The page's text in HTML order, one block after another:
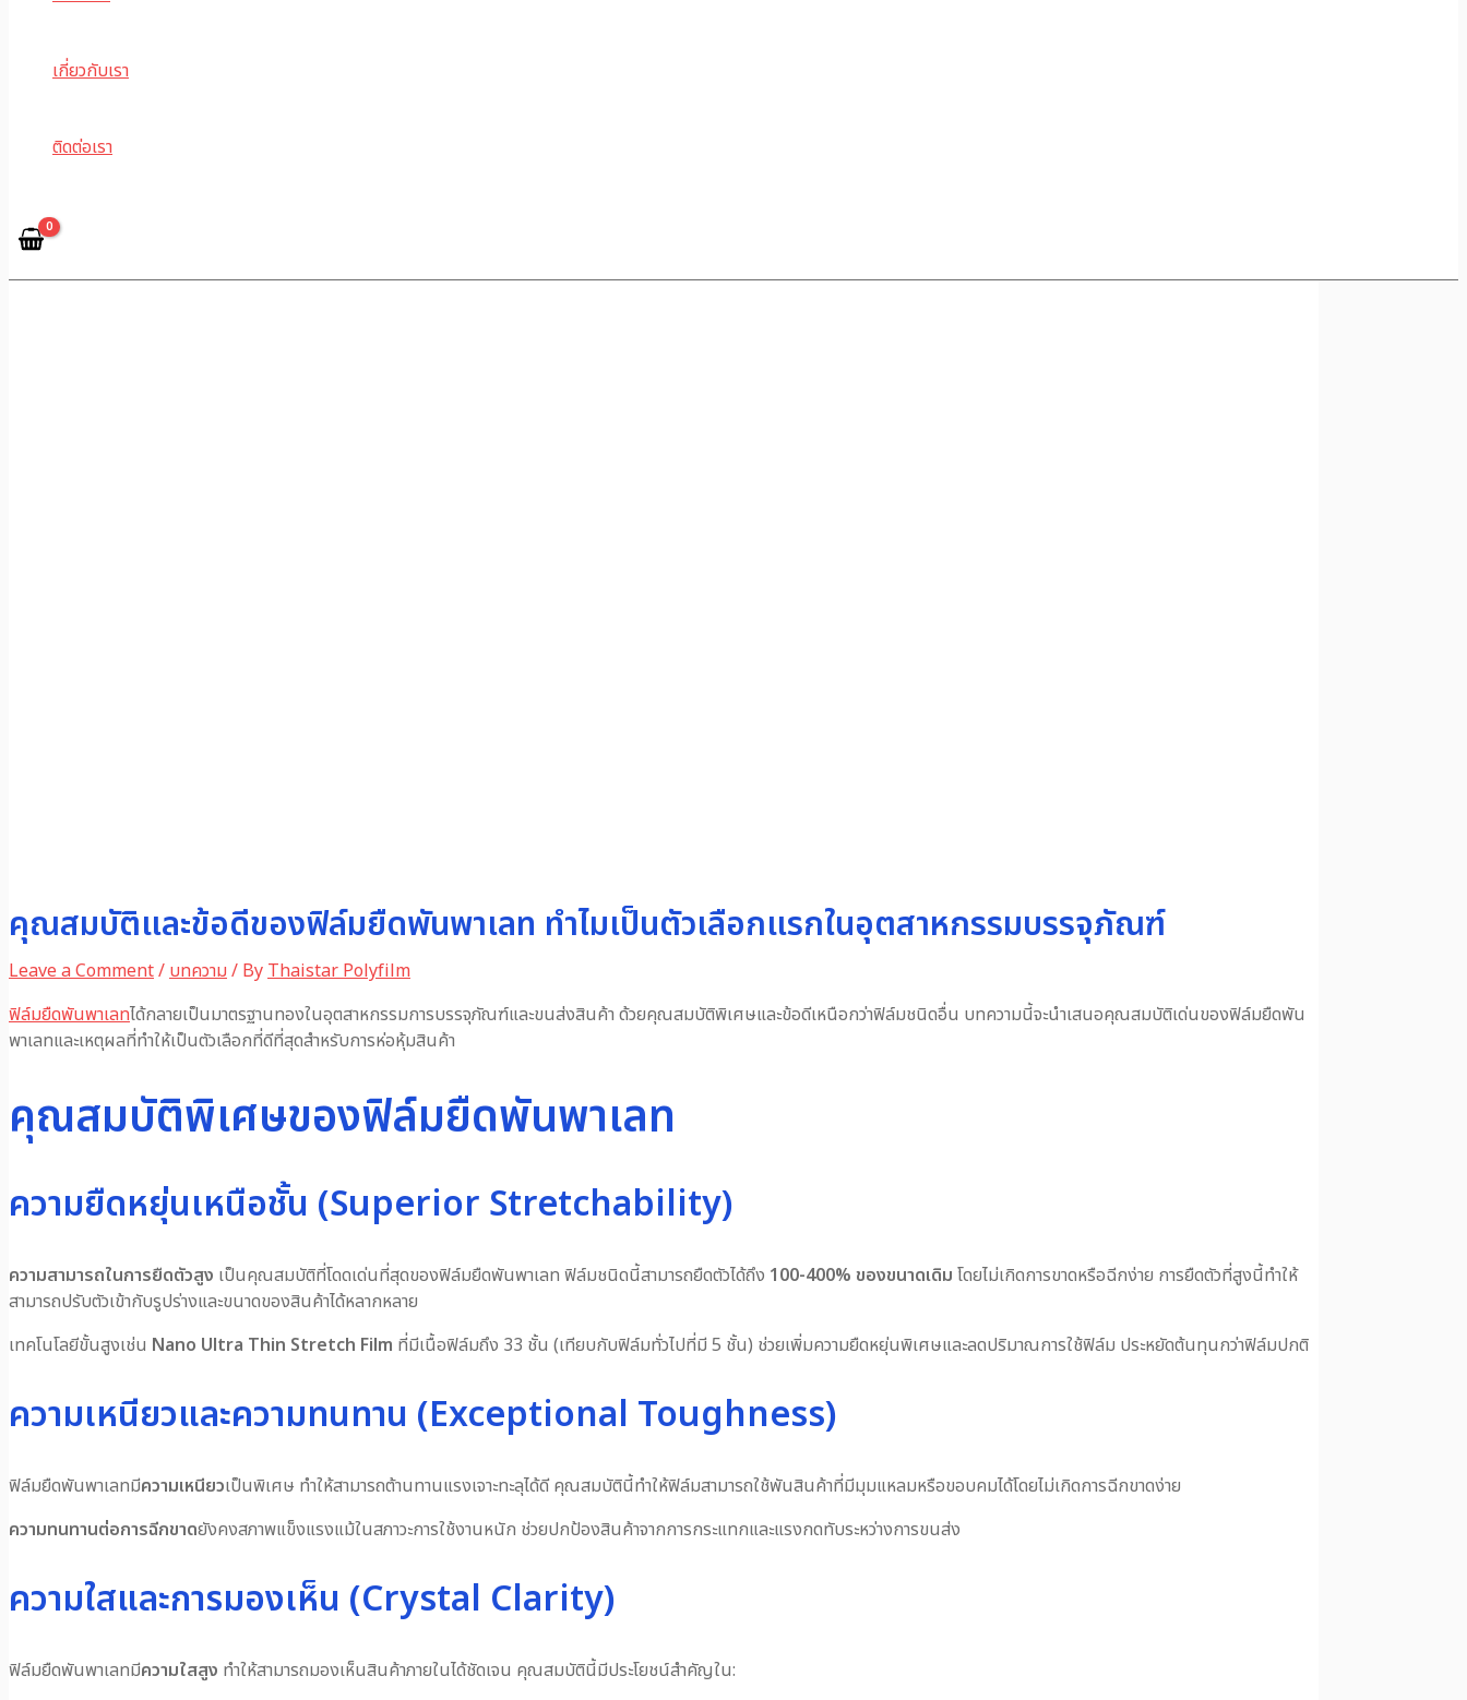
เกี่ยวกับเรา
ติดต่อเรา
คุณสมบัติและข้อดีของฟิล์มยืดพันพาเลท ทำไมเป็นตัวเลือกแรกในอุตสาหกรรมบรรจุภัณฑ์
Leave a Comment/บทความ/ ByThaistar Polyfilm
ฟิล์มยืดพันพาเลทได้กลายเป็นมาตรฐานทองในอุตสาหกรรมการบรรจุภัณฑ์และขนส่งสินค้า ด้วยคุณสมบัติพิเศษและข้อดีเหนือกว่าฟิล์มชนิดอื่น บทความนี้จะนำเสนอคุณสมบัติเด่นของฟิล์มยืดพัน
พาเลทและเหตุผลที่ทำให้เป็นตัวเลือกที่ดีที่สุดสำหรับการห่อหุ้มสินค้า
คุณสมบัติพิเศษของฟิล์มยืดพันพาเลท
ความยืดหยุ่นเหนือชั้น (Superior Stretchability)
ความสามารถในการยืดตัวสูง เป็นคุณสมบัติที่โดดเด่นที่สุดของฟิล์มยืดพันพาเลท ฟิล์มชนิดนี้สามารถยืดตัวได้ถึง 100-400% ของขนาดเดิม โดยไม่เกิดการขาดหรือฉีกง่าย การยืดตัวที่สูงนี้ทำให้
สามารถปรับตัวเข้ากับรูปร่างและขนาดของสินค้าได้หลากหลาย
เทคโนโลยีขั้นสูงเช่น Nano Ultra Thin Stretch Film ที่มีเนื้อฟิล์มถึง 33 ชั้น (เทียบกับฟิล์มทั่วไปที่มี 5 ชั้น) ช่วยเพิ่มความยืดหยุ่นพิเศษและลดปริมาณการใช้ฟิล์ม ประหยัดต้นทุนกว่าฟิล์มปกติ
ความเหนียวและความทนทาน (Exceptional Toughness)
ฟิล์มยืดพันพาเลทมีความเหนียวเป็นพิเศษ ทำให้สามารถต้านทานแรงเจาะทะลุได้ดี คุณสมบัตินี้ทำให้ฟิล์มสามารถใช้พันสินค้าที่มีมุมแหลมหรือขอบคมได้โดยไม่เกิดการฉีกขาดง่าย
ความทนทานต่อการฉีกขาดยังคงสภาพแข็งแรงแม้ในสภาวะการใช้งานหนัก ช่วยปกป้องสินค้าจากการกระแทกและแรงกดทับระหว่างการขนส่ง
ความใสและการมองเห็น (Crystal Clarity)
ฟิล์มยืดพันพาเลทมีความใสสูง ทำให้สามารถมองเห็นสินค้าภายในได้ชัดเจน คุณสมบัตินี้มีประโยชน์สำคัญใน: